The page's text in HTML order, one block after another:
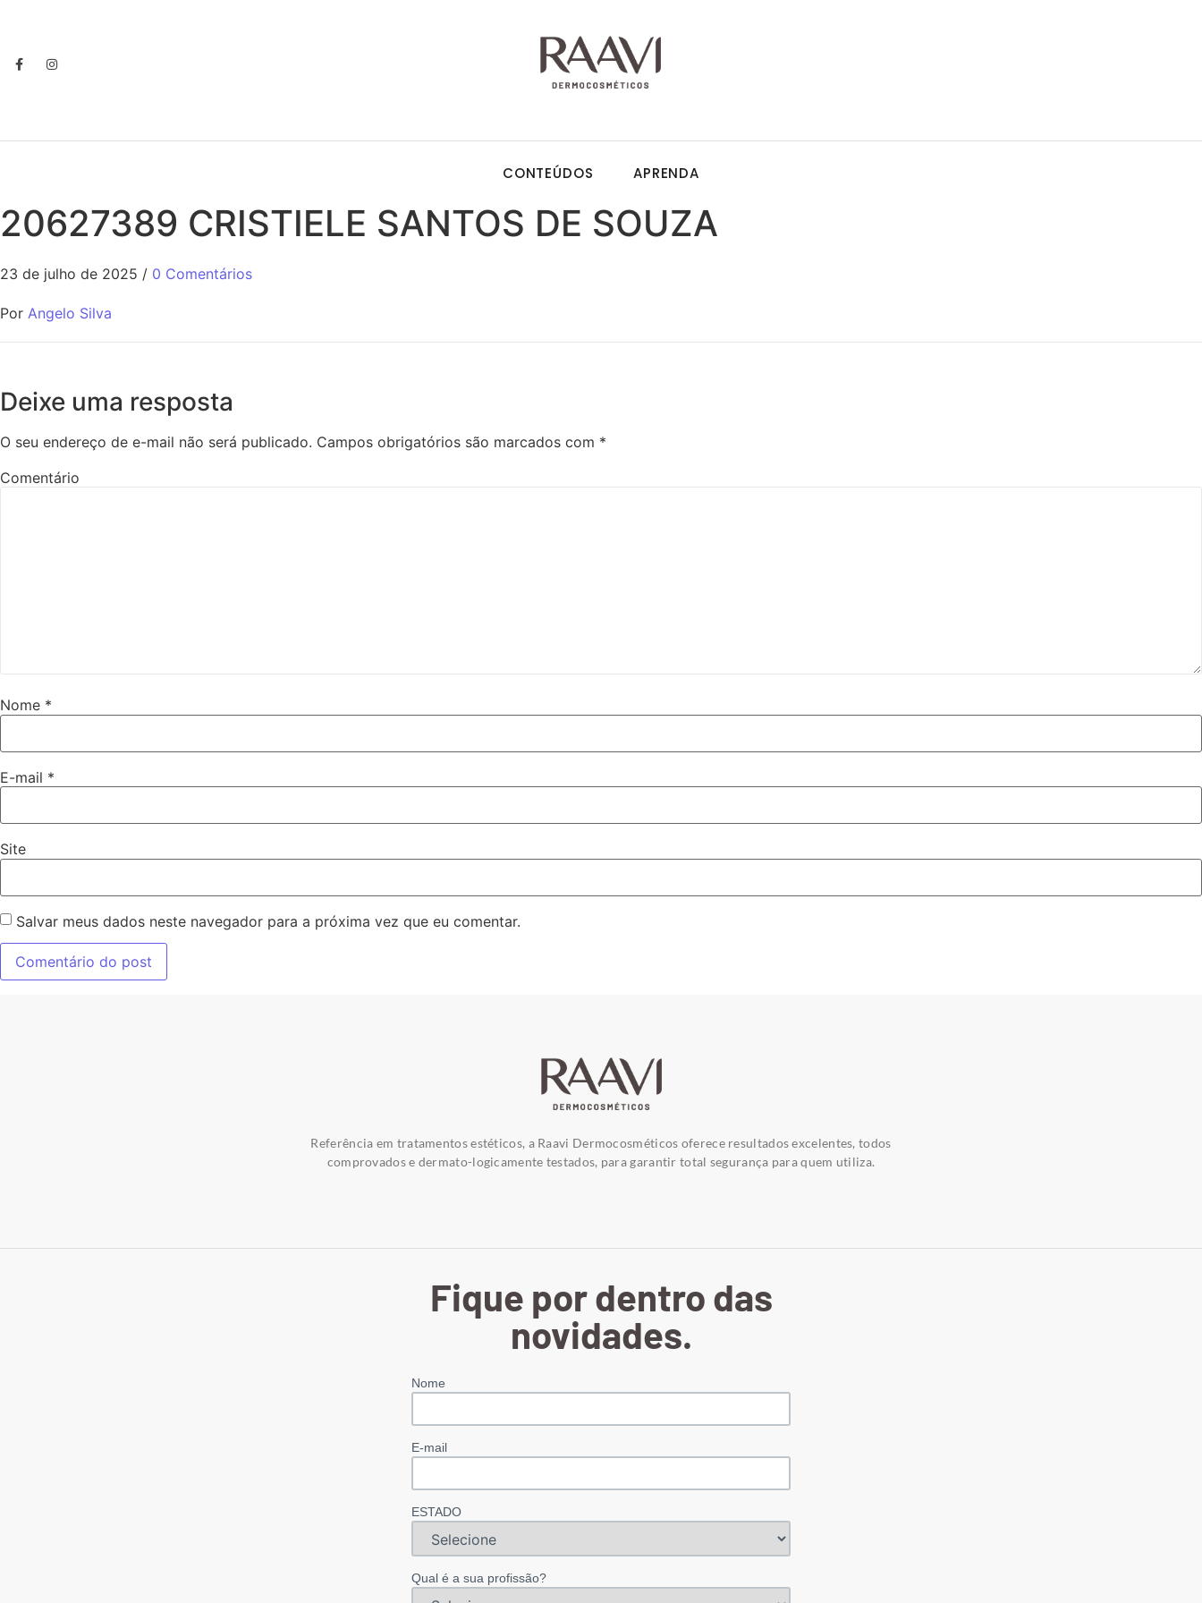
CONTEÚDOS APRENDA
20627389 CRISTIELE SANTOS DE SOUZA
23 de julho de 2025 / 0 Comentários
Por Angelo Silva
Deixe uma resposta
O seu endereço de e-mail não será publicado. Campos obrigatórios são marcados com *
Comentário
Nome *
E-mail *
Site
Salvar meus dados neste navegador para a próxima vez que eu comentar.
Referência em tratamentos estéticos, a Raavi Dermocosméticos oferece resultados excelentes, todos
comprovados e dermato-logicamente testados, para garantir total segurança para quem utiliza.
Fique por dentro das
novidades.
Nome
E-mail
ESTADO
Qual é a sua profissão?